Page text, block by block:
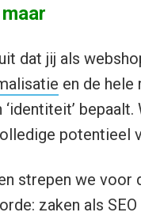
dat jij als
en de hele
‘identiteit’
potentieel
strepen we voor
zaken als